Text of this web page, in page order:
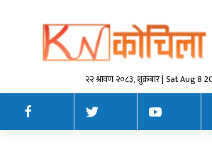
२२ श्रावण २०८३, शुक्रबार | Sat Aug 8